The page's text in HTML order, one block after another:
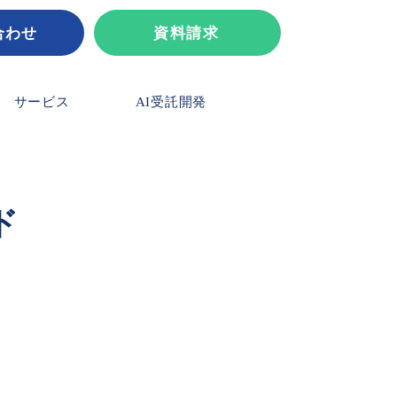
わせ 資料請求
サービス AI受託開発